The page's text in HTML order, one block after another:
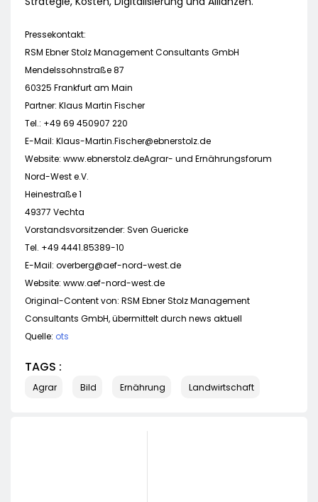
Pressekontakt:
RSM Ebner Stolz Management Consultants GmbH
Mendelssohnstraße 87
60325 Frankfurt am Main
Partner: Klaus Martin Fischer
Tel.: +49 69 450907 220
E-Mail: Klaus-Martin.Fischer@ebnerstolz.de
Website: www.ebnerstolz.deAgrar- und Ernährungsforum
Nord-West e.V.
Heinestraße 1
49377 Vechta
Vorstandsvorsitzender: Sven Guericke
Tel. +49 4441.85389-10
E-Mail: overberg@aef-nord-west.de
Website: www.aef-nord-west.de
Original-Content von: RSM Ebner Stolz Management
Consultants GmbH, übermittelt durch news aktuell
Quelle: ots
TAGS :
Agrar Bild Ernährung Landwirtschaft